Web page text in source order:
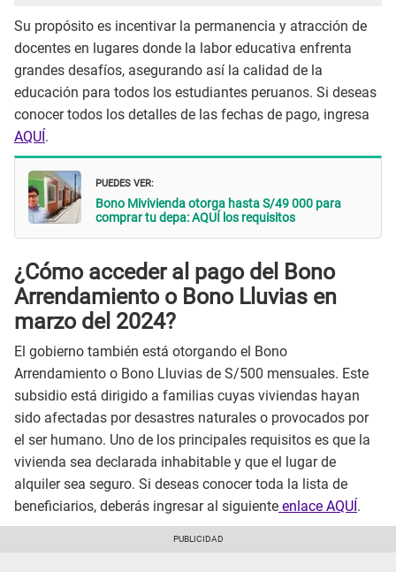
Su propósito es incentivar la permanencia y atracción de
docentes en lugares donde la labor educativa enfrenta
grandes desafíos, asegurando así la calidad de la
educación para todos los estudiantes peruanos. Si deseas
conocer todos los detalles de las fechas de pago, ingresa
AQUÍ.
PUEDES VER:
Bono Mivivienda otorga hasta S/49 000 para
comprar tu depa: AQUÍ los requisitos
¿Cómo acceder al pago del Bono
Arrendamiento o Bono Lluvias en
marzo del 2024?
El gobierno también está otorgando el Bono
Arrendamiento o Bono Lluvias de S/500 mensuales. Este
subsidio está dirigido a familias cuyas viviendas hayan
sido afectadas por desastres naturales o provocados por
el ser humano. Uno de los principales requisitos es que la
vivienda sea declarada inhabitable y que el lugar de
alquiler sea seguro. Si deseas conocer toda la lista de
beneficiarios, deberás ingresar al siguiente enlace AQUÍ .